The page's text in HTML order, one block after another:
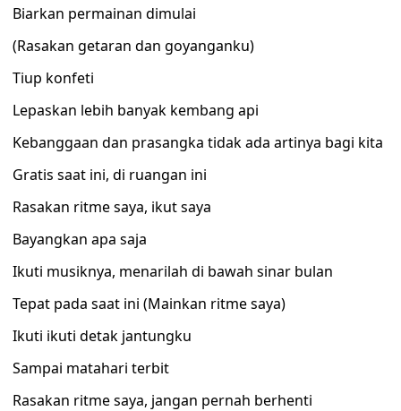
Biarkan permainan dimulai
(Rasakan getaran dan goyanganku)
Tiup konfeti
Lepaskan lebih banyak kembang api
Kebanggaan dan prasangka tidak ada artinya bagi kita
Gratis saat ini, di ruangan ini
Rasakan ritme saya, ikut saya
Bayangkan apa saja
Ikuti musiknya, menarilah di bawah sinar bulan
Tepat pada saat ini (Mainkan ritme saya)
Ikuti ikuti detak jantungku
Sampai matahari terbit
Rasakan ritme saya, jangan pernah berhenti